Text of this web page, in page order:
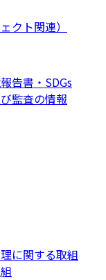
クト関連）
告書・SDGs
監査の情報
に関する取組